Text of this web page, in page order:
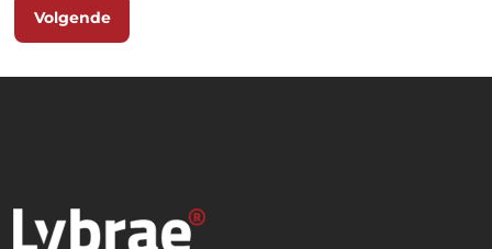
Volgende